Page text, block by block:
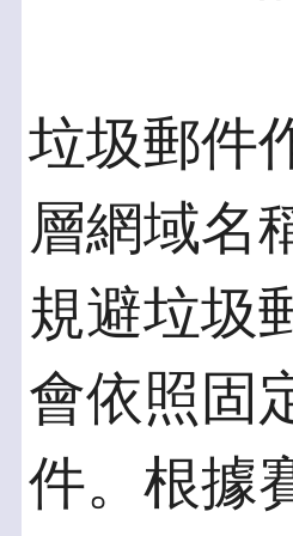
垃圾郵件
層網域名
規避垃圾
會依照固
件。根據